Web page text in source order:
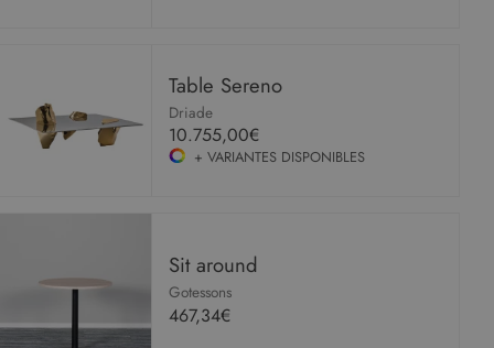
Table Sereno
Driade
10.755,00€
+ VARIANTES DISPONIBLES
Sit around
Gotessons
467,34€